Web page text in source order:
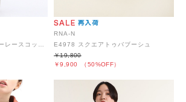
RNA-N
E4978 スクエアトゥバブーシュ
￥9,900 （50%OFF）
￥19,800